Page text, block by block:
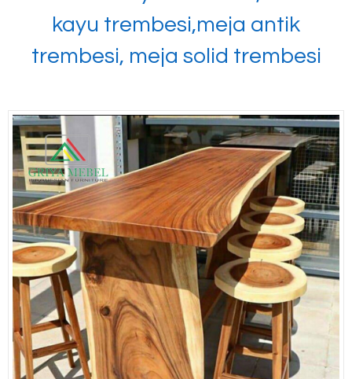
kayu trembesi,meja antik
trembesi, meja solid trembesi